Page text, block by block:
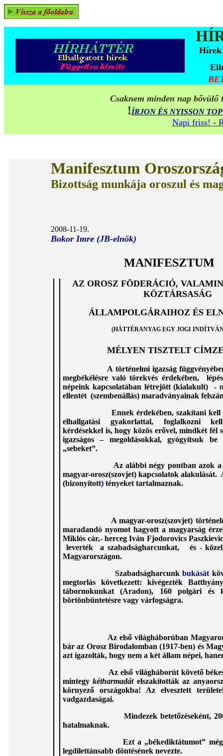
Hírek
Csaknem minden nap
!ÍRJON ÉS NYISSON
Napi friss! -
Manifesztum
Bizottság munkája oroszul és
2008-11-19.
Bokor Imre (JB-elnök)
MANIFESZTUM
AZ OROSZ FÖDERÁCIÓ,
KÖZTÁRSASÁG
ÁLLAMPOLGÁRAIHOZ ÉS
(HÁTTÉRANYAG EGY JOGI
MÉLYEN TISZTELT
A történelmi igazság függvényében,
megbékélésre való törekvés érdekében,
népeink kapcsolatában létrejött (kialakult) -
ellentét (szembenállás) maradványainak
Ennek érdekében, szakítani kell
elhallgatási gyakorlattal, foglalkozni
kérdésekkel is, hogy közös erővel, mindkét fél
igazságos – megoldásokkal, gyógyítsuk
„sebeket”.
Az alábbi négy pontban azok a
magyar-orosz(szovjet) kapcsolatok alakulását.
(bizonyított) tényeket tartalmaznak.
A magyar-orosz(szovjet) történelmi
maradandó nyomot hagyott a magyarság
Miklós cár,- herceg Iván Fjodorovics
leverték a szabadságharcunkat,
és -
Magyarországon.
Szabadságharcunkbukását
megtorlás következett: kivégezték
tábornokunkat (Aradon), 160 polgári
börtönbüntetésre vagy várfogságra.
Az első világháborúban Magyarország
bár az Orosz Birodalomban (1917-ben) és
azt igazolták, hogy nem a két állam népei,
Az első világháborút követő
mintegykétharmadát elszakították az
környező országokba! Az elvesztett
vadgazdaságai.
Mindezek betetőzéseként, 200
hatalmaknak.
Ezt a „békediktátumot” még V. I.
legdilettánsabb döntésének nevezte.